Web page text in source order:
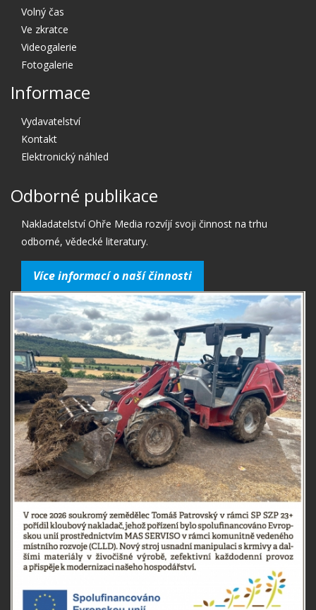
Volný čas
Ve zkratce
Videogalerie
Fotogalerie
Informace
Vydavatelství
Kontakt
Elektronický náhled
Odborné publikace
Nakladatelství Ohře Media rozvíjí svoji činnost na trhu
odborné, vědecké literatury.
Více informací o naší činnosti